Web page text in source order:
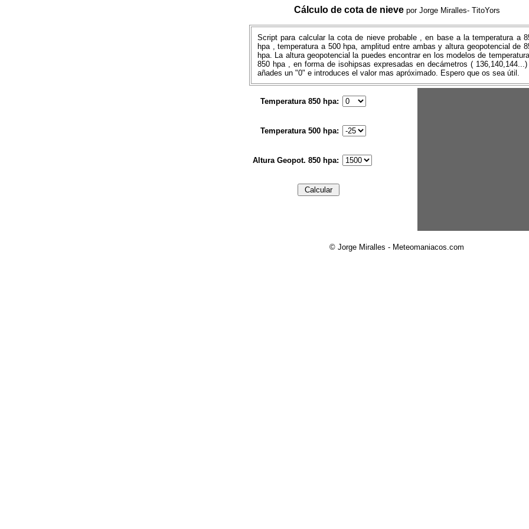
Cálculo de cota de nieve por Jorge Miralles- TitoYors
Script para calcular la cota de nieve probable , en base a la temperatura a
hpa , temperatura a 500 hpa, amplitud entre ambas y altura geopotencial de
hpa. La altura geopotencial la puedes encontrar en los modelos de
850 hpa , en forma de isohipsas expresadas en decámetros (
añades un "0" e introduces el valor mas apróximado. Espero que os sea útil.
Temperatura 850 hpa:
Temperatura 500 hpa:
Altura Geopot. 850 hpa:
© Jorge Miralles - Meteomaniacos.com